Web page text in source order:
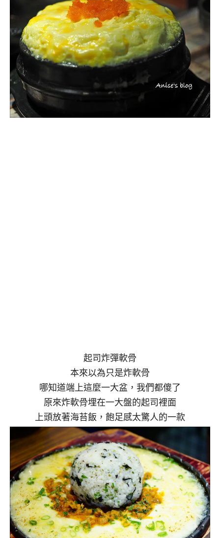
起司炸彈軟骨
本來以為只是炸軟骨
哪知道端上這麼一大盆，我們都傻了
原來炸軟骨埋在一大盤的起司裡面
上頭放著海苔飯，飽足感太驚人的一款